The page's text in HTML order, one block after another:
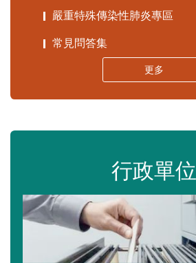
嚴重特殊傳染性肺炎專區
常見問答集
更多
行政單位